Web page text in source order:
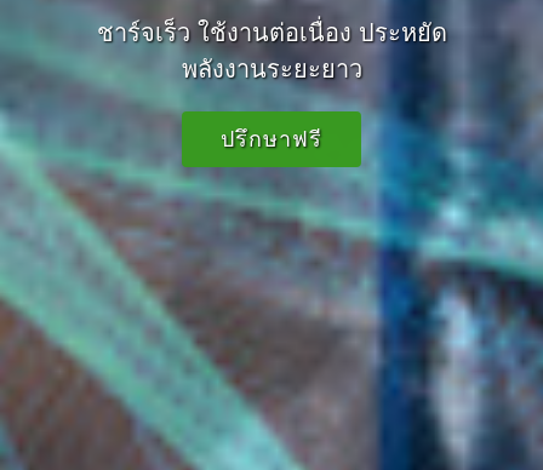
ชาร์จเร็ว ใช้งานต่อเนื่อง ประหยัด
พลังงานระยะยาว
ปรึกษาฟรี